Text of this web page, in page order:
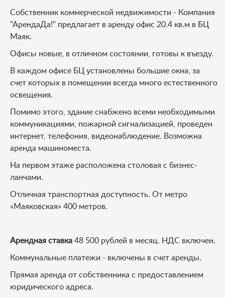
Собственник коммерческой недвижимости - Компания
"АрендаДа!" предлагает в аренду офис 20.4 кв.м в БЦ
Маяк.
Офисы новые, в отличном состоянии, готовы к въезду.
В каждом офисе БЦ установлены большие окна, за
счет которых в помещении всегда много естественного
освещения.
Помимо этого, здание снабжено всеми необходимыми
коммуникациями, пожарной сигнализацией, проведен
интернет, телефония, видеонаблюдение. Возможна
аренда машиноместа.
На первом этаже расположена столовая с бизнес-
ланчами.
Отличная транспортная доступность. От метро
«Маяковская» 400 метров.
Арендная ставка 48 500 рублей в месяц. НДС включен.
Коммунальные платежи - включены в счет аренды.
Прямая аренда от собственника с предоставлением
юридического адреса.